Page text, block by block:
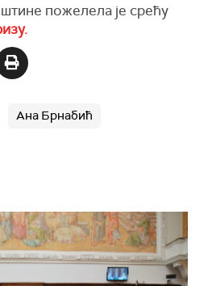
пожелела је срећу
Ана Брнабић